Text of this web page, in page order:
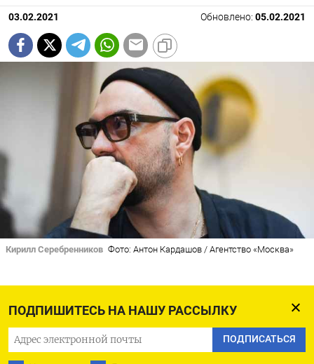
ПОДПИШИТЕСЬ НА НАШУ РАССЫЛКУ
ПОДПИСАТЬСЯ
03.02.2021 Обновлено: 05.02.2021
Кирилл Серебренников Фото: Антон Кардашов / Агентство «Москва»
продлевать контракт с художественным
руководителем театра «Гоголь-центр»
Кириллом Серебренниковым. Об этомсообщал